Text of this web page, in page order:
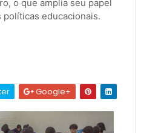
o que amplia seu papel
políticas educacionais.
Google+